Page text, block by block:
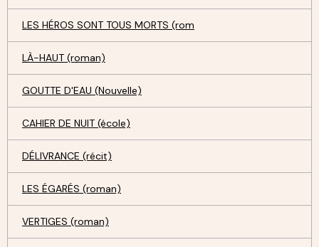
LES HÉROS SONT TOUS MORTS (rom
LÀ-HAUT (roman)
GOUTTE D'EAU (Nouvelle)
CAHIER DE NUIT (école)
DÉLIVRANCE (récit)
LES ÉGARÉS (roman)
VERTIGES (roman)